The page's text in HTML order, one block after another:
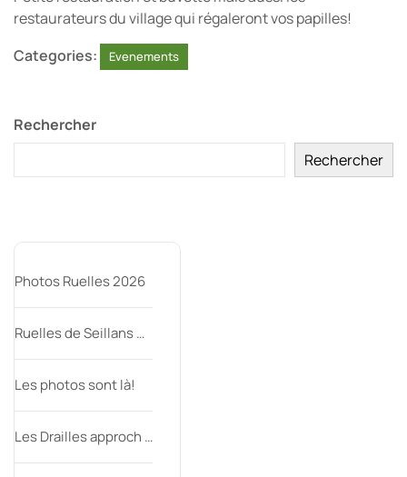
restaurateurs du village qui régaleront vos papilles!
Categories:
Evenements
Rechercher
Rechercher
Photos Ruelles 2026
Ruelles de Seillans …
Les photos sont là!
Les Drailles approch …